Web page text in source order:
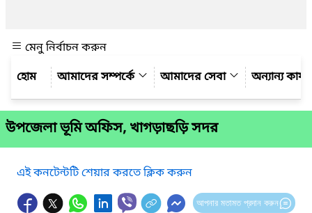
মেনু নির্বাচন করুন
আমাদের সম্পর্কে
আমাদের সেবা অন্যান্য
উপজেলা ভূমি অফিস, খাগড়াছড়ি সদর
এই কনটেন্টটি শেয়ার করতে ক্লিক করুন
আপনার মতামত প্রদান করুন